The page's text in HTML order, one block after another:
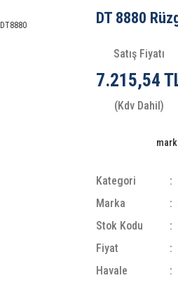
DT 8880
Satış Fiyatı
7.215,54
(Kdv Dahil)
Kategori
Marka
Stok Kodu
Fiyat
Havale